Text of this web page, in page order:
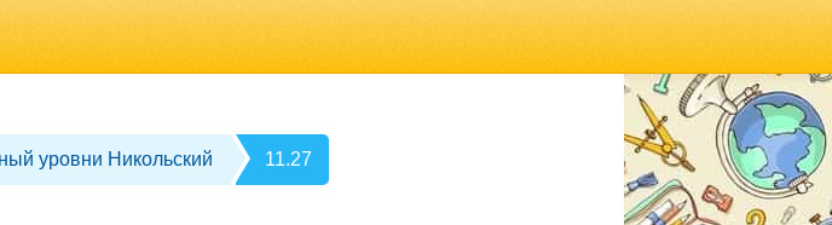
уровни Никольский 11.27